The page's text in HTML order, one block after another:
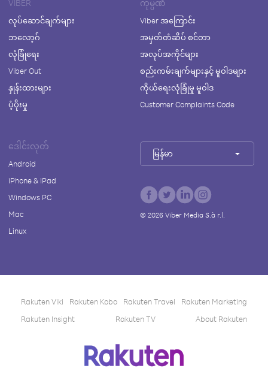
VIBER
လုပ်ဆောင်ချက်များ
ဘလော့ဂ်
လုံခြုံရေး
Viber Out
နှုန်းထားများ
ပံ့ပိုးမှု
ကုမ္ပဏီ
Viber အကြောင်း
အမှတ်တံဆိပ် စင်တာ
အလုပ်အကိုင်များ
စည်းကမ်းချက်များနှင့် မူဝါဒများ
ကိုယ်ရေးလုံခြုံမှု မူဝါဒ
Customer Complaints Code
ဒေါင်းလုတ်
Android
iPhone & iPad
Windows PC
Mac
Linux
မြန်မာ
© 2026Viber Media S.à r.l.
Rakuten Viki Rakuten Kobo Rakuten Travel
Rakuten Marketing
Rakuten Insight
Rakuten TV About Rakuten